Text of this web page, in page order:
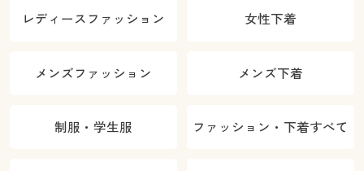
レディースファッション 女性下着
メンズファッション メンズ下着
制服・学生服 ファッション・下着すべて